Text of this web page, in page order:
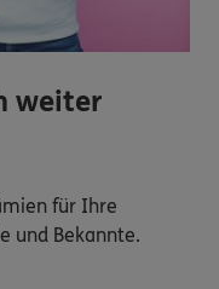
weiter
für Ihre
und Bekannte.